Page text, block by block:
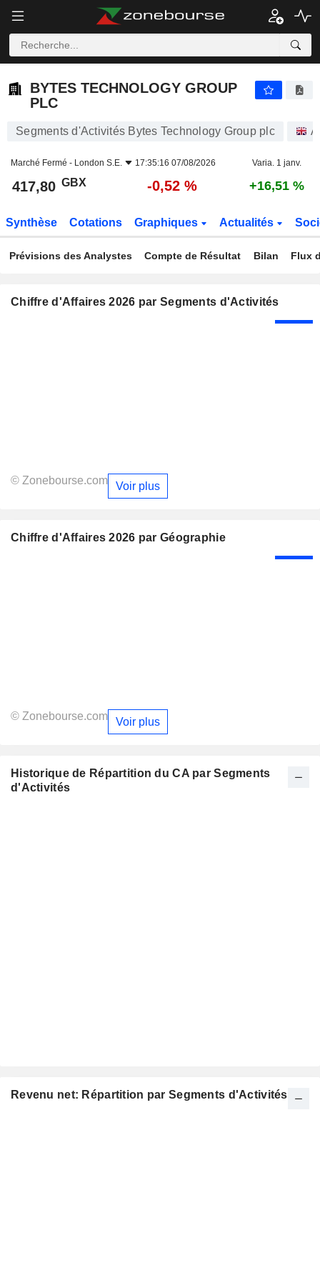
BYTES TECHNOLOGY GROUP
PLC
Segments d'Activités Bytes Technology Group plc
Marché Fermé - London S.E. 17:35:16 07/08/2026 Varia. 1 janv.
417,80 GBX -0,52 % +16,51 %
Synthèse Cotations Graphiques Actualités
Prévisions des Analystes Compte de Résultat Bilan Flux
Chiffre d'Affaires 2026 par Segments d'Activités
© Zonebourse.com Voir plus
Chiffre d'Affaires 2026 par Géographie
© Zonebourse.com Voir plus
Historique de Répartition du CA par Segments
d'Activités
Revenu net: Répartition par Segments d'Activités